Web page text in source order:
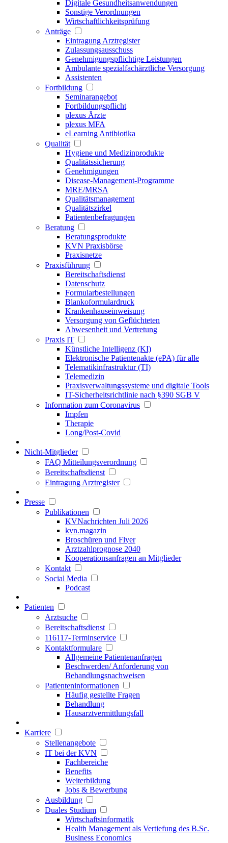
Digitale Gesundheitsanwendungen
Sonstige Verordnungen
Wirtschaftlichkeitsprüfung
Anträge
Eintragung Arztregister
Zulassungsausschuss
Genehmigungspflichtige Leistungen
Ambulante spezialfachärztliche Versorgung
Assistenten
Fortbildung
Seminarangebot
Fortbildungspflicht
plexus Ärzte
plexus MFA
eLearning Antibiotika
Qualität
Hygiene und Medizinprodukte
Qualitätssicherung
Genehmigungen
Disease-Management-Programme
MRE/MRSA
Qualitätsmanagement
Qualitätszirkel
Patientenbefragungen
Beratung
Beratungsprodukte
KVN Praxisbörse
Praxisnetze
Praxisführung
Bereitschaftsdienst
Datenschutz
Formularbestellungen
Blankoformulardruck
Krankenhauseinweisung
Versorgung von Geflüchteten
Abwesenheit und Vertretung
Praxis IT
Künstliche Intelligenz (KI)
Elektronische Patientenakte (ePA) für alle
Telematikinfrastruktur (TI)
Telemedizin
Praxisverwaltungssysteme und digitale Tools
IT-Sicherheitsrichtlinie nach §390 SGB V
Information zum Coronavirus
Impfen
Therapie
Long/Post-Covid
Nicht-Mitglieder
FAQ Mitteilungsverordnung
Bereitschaftsdienst
Eintragung Arztregister
Presse
Publikationen
KVNachrichten Juli 2026
kvn.magazin
Broschüren und Flyer
Arztzahlprognose 2040
Kooperationsanfragen an Mitglieder
Kontakt
Social Media
Podcast
Patienten
Arztsuche
Bereitschaftsdienst
116117-Terminservice
Kontaktformulare
Allgemeine Patientenanfragen
Beschwerden/ Anforderung von
Behandlungsnachweisen
Patienteninformationen
Häufig gestellte Fragen
Behandlung
Hausarztvermittlungsfall
Karriere
Stellenangebote
IT bei der KVN
Fachbereiche
Benefits
Weiterbildung
Jobs & Bewerbung
Ausbildung
Duales Studium
Wirtschaftsinformatik
Health Management als Vertiefung des B.Sc.
Business Economics